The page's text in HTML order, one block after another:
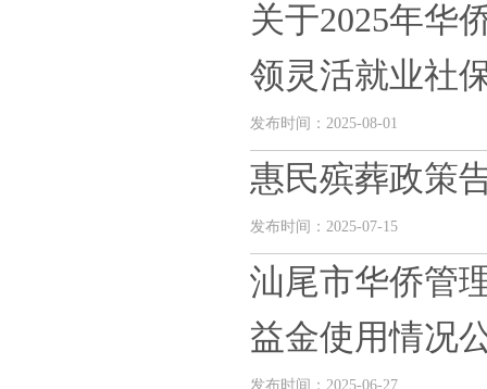
关于2025年华
领灵活就业社
发布时间：2025-08-01
惠民殡葬政策
发布时间：2025-07-15
汕尾市华侨管
益金使用情况
发布时间：2025-06-27